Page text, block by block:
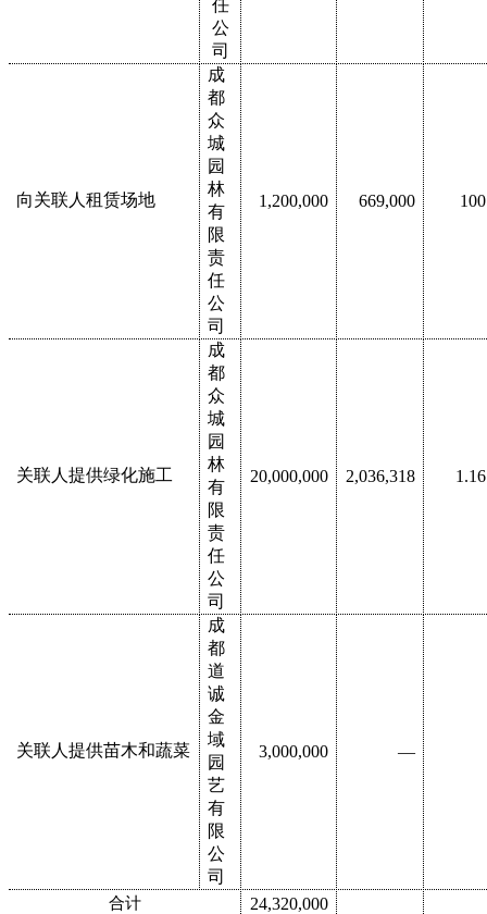
任
公
司
向关联人租赁场地
成
都
众
城
园
林
有
限
责
任
公
司
1,200,000 669,000 100
关联人提供绿化施工
成
都
众
城
园
林
有
限
责
任
公
司
20,000,000 2,036,318 1.16
关联人提供苗木和蔬菜
成
都
道
诚
金
域
园
艺
有
限
公
司
3,000,000 —
合计 24,320,000